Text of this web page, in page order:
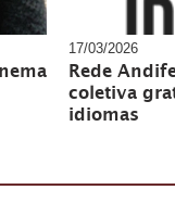
17/03/2026
Rede
coletiva
idiomas